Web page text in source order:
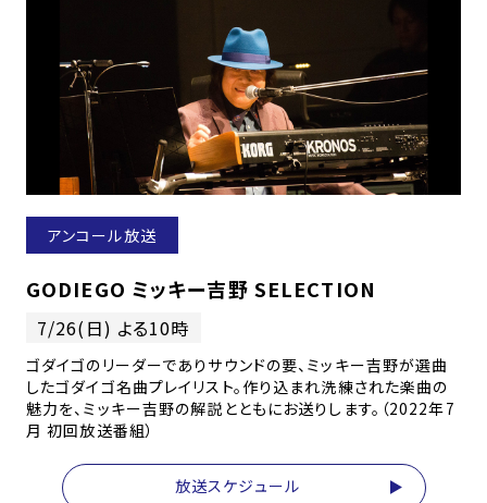
アンコール放送
GODIEGO ミッキー吉野 SELECTION
7/26(日) よる10時
ゴダイゴのリーダーでありサウンドの要、ミッキー吉野が選曲
したゴダイゴ名曲プレイリスト。作り込まれ洗練された楽曲の
魅力を、ミッキー吉野の解説とともにお送りします。（2022年7
月 初回放送番組）
放送スケジュール